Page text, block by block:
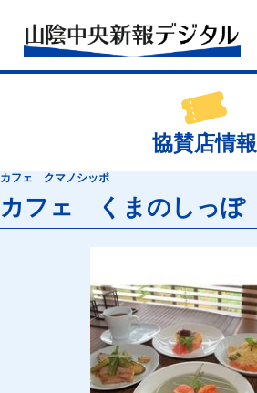
協賛店情報
カフェ クマノシッポ
カフェ くまのしっぽ